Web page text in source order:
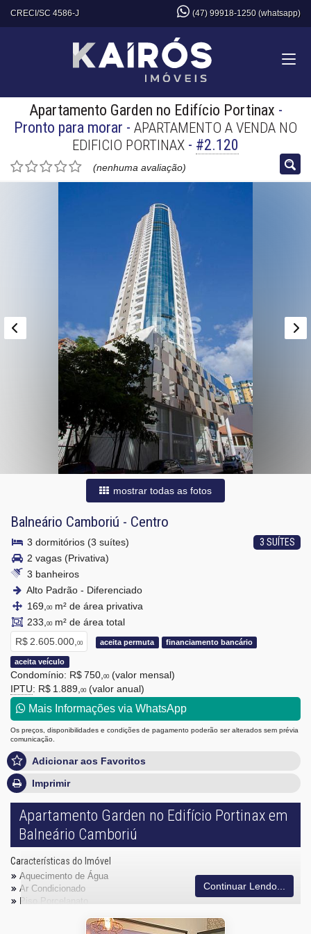
CRECI/SC 4586-J (47) 99918-1250 (whatsapp)
Apartamento Garden no Edifício Portinax -
Pronto para morar - APARTAMENTO A VENDA NO
EDIFICIO PORTINAX - #2.120
(nenhuma avaliação)
mostrar todas as fotos
Balneário Camboriú - Centro
3 SUÍTES
3 dormitórios (3 suítes)
2 vagas (Privativa)
3 banheiros
Alto Padrão - Diferenciado
169, 00m² de área privativa
233, 00m² de área total
R$ 2.605.000, 00 aceita permuta financiamento bancário
aceita veículo
Condomínio: R$ 750, 00 (valor mensal)
IPTU: R$ 1.889, 00 (valor anual)
Mais Informações via WhatsApp
Os preços, disponibilidades e condições de pagamento poderão ser alterados sem prévia
comunicação.
Adicionar aos Favoritos
Imprimir
Apartamento Garden no Edifício Portinax em
Balneário Camboriú
Características do Imóvel
Aquecimento de Água
Ar Condicionado
Piso Porcelanato
Acabamento em Gesso
Continuar Lendo...